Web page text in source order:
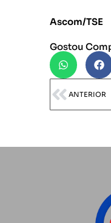
Ascom/TSE
Gostou
ANTERIOR